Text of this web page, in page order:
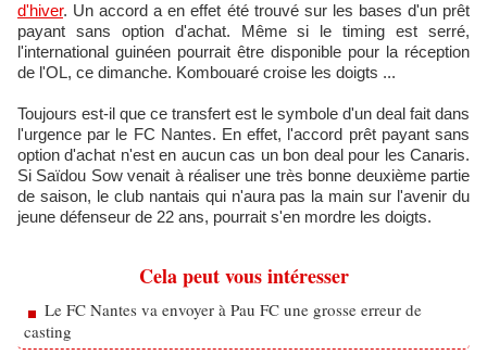
d'hiver. Un accord a en effet été trouvé sur les bases d'un prêt
payant sans option d'achat. Même si le timing est serré,
l'international guinéen pourrait être disponible pour la réception
de l'OL, ce dimanche. Kombouaré croise les doigts ...
Toujours est-il que ce transfert est le symbole d'un deal fait dans
l'urgence par le FC Nantes. En effet, l'accord prêt payant sans
option d'achat n'est en aucun cas un bon deal pour les Canaris.
Si Saïdou Sow venait à réaliser une très bonne deuxième partie
de saison, le club nantais qui n'aura pas la main sur l'avenir du
jeune défenseur de 22 ans, pourrait s'en mordre les doigts.
Cela peut vous intéresser
Le FC Nantes va envoyer à Pau FC une grosse erreur de
casting